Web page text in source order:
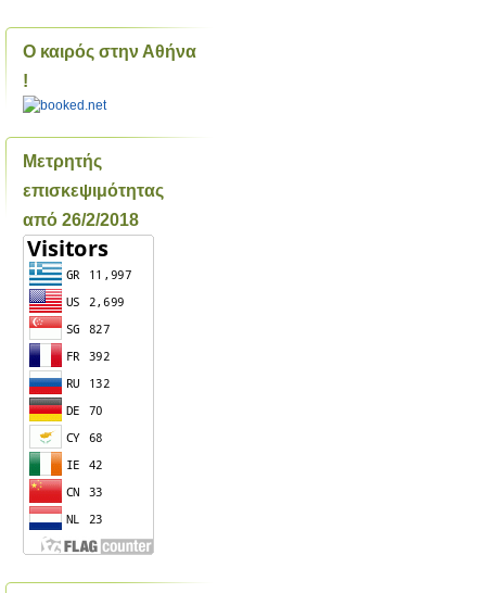
Ο καιρός στην Αθήνα
!
Μετρητής
επισκεψιμότητας
από 26/2/2018